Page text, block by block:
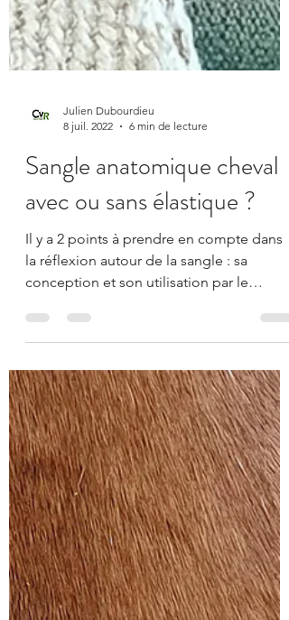
Julien Dubourdieu
8 juil. 2022
6 min de lecture
Sangle anatomique cheval
avec ou sans élastique ?
Il y a 2 points à prendre en compte dans
la réflexion autour de la sangle : sa